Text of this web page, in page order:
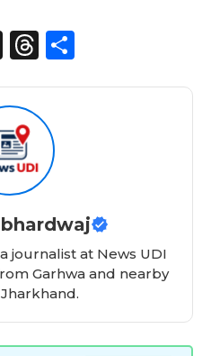
X
T
a
d
s
journalist at News UDI
Garhwa and nearby